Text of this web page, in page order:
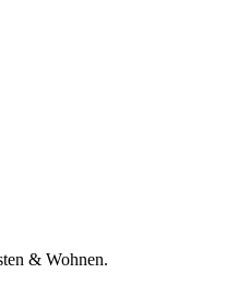
& Wohnen.